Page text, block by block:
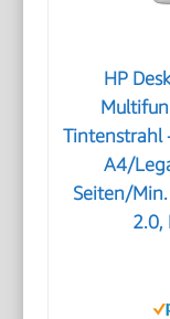
HP
Tintenstrahl
A4/
Seiten/
2.0,